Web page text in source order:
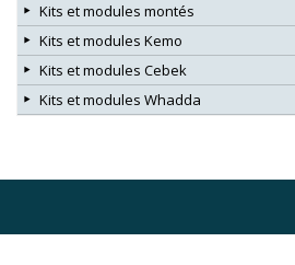
Kits et modules montés
Kits et modules Kemo
Kits et modules Cebek
Kits et modules Whadda